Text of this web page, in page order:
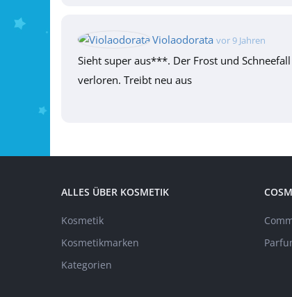
Violaodorata vor 9 Jahren
Sieht super aus***. Der Frost und
verloren. Treibt neu aus
ALLES ÜBER KOSMETIK
Kosmetik
Kosmetikmarken
Kategorien